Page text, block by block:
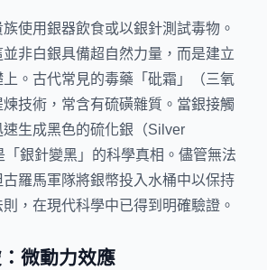
使用銀器飲食或以銀針測試毒物。
非白銀具備超自然力量，而是建立
。古代常見的毒藥「砒霜」（三氧
技術，常含有硫磺雜質。當銀接觸
生成黑色的硫化銀（Silver
銀針變黑」的科學真相。儘管無法
羅馬軍隊將銀幣投入水桶中以保持
，在現代科學中已得到明確驗證。
微動力效應